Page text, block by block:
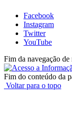
Facebook
Instagram
Twitter
YouTube
Fim da navegação de
Fim do conteúdo da
Voltar para o topo